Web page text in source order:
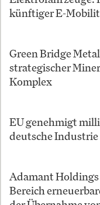
künftiger E-
Green Bridge
strategischer
Komplex
EU genehmigt
deutsche Industrie
Adamant
Bereich